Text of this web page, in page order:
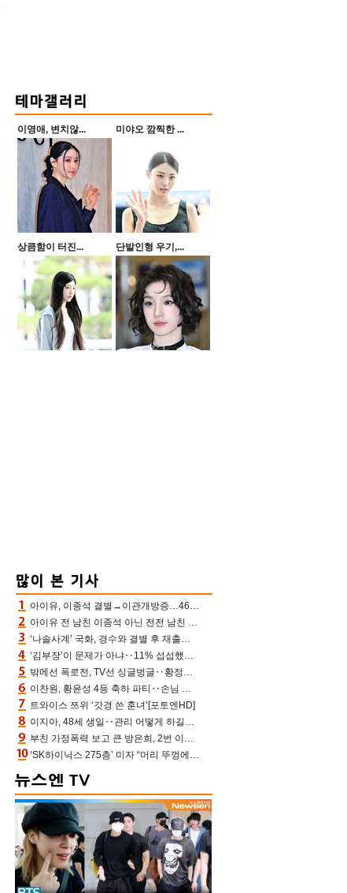
이영애, 변치않... 미야오 깜찍한 ...
상큼함이 터진... 단발인형 우기,...
아이유, 이종석 결별→이관개방증…46장 꽉 채운 유애나 ♥ “열심히 사는 중”
아이유 전 남친 이종석 아닌 전전 남친 장기하 소환 ‘별일 없이 산다’ 선곡…46장에 꾹 눌러 담은 근황
‘나솔사계’ 국화, 경수와 결별 후 재출연…첫인상 3표 몰표
‘김부장’이 문제가 아냐‥11% 섭섭했던 ‘재벌X형사2’ 돈·빽 총동원해 컴백 [TV보고서]
밖에선 폭로전, TV선 싱글벙글‥황정민 ‘틈만 나면’ 출연, 피로감은 시청자 몫
이찬원, 황윤성 4등 축하 파티‥손님 모으려 블랙핑크 지수와 친한 척(편스토랑)[어제TV]
트와이스 쯔위 ‘갓경 쓴 훈녀’[포토엔HD]
이지아, 48세 생일‥관리 어떻게 하길래 놀라운 동안 미모
부친 가정폭력 보고 큰 방은희, 2번 이혼 후 잠수→母 고독사에 자책(특종세상)[어제TV]
‘SK하이닉스 275층’ 미자 “머리 뚜껑에서 사, 주식만 안 해도 돈 버는 것”